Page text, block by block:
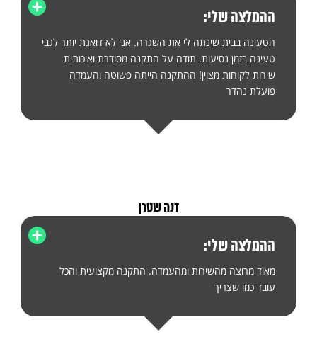
ההמלצה שלי:
הטעינה בבית שינתה לי את השגרה. אני לא דואגת יותר לגבי
טעינה בזמן נסיעות. תודה על התקנה מסודרת ואיכותית
שירות לקוחות מצוין! ההתקנה הייתה פשוטה והעמדה
פועלת נהדר
דנה שטרן
ההמלצה שלי:
מאוד מרוצה מהשירות ומהעמדה. התקנה מקצועית והכל
עובד כמו שצריך